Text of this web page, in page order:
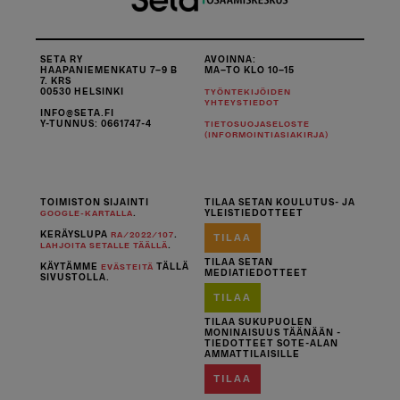
SETA RY
HAAPANIEMENKATU 7–9 B
7. KRS
00530 HELSINKI
INFO@SETA.FI
Y-TUNNUS: 0661747-4
AVOINNA:
MA–TO KLO 10–15
TYÖNTEKIJÖIDEN
YHTEYSTIEDOT
TIETOSUOJASELOSTE
(INFORMOINTIASIAKIRJA)
TOIMISTON SIJAINTI
GOOGLE-KARTALLA
KERÄYSLUPARA/2022/107
LAHJOITA SETALLE TÄÄLLÄ
KÄYTÄMMEEVÄSTEITÄ TÄLLÄ
SIVUSTOLLA.
TILAA SETAN KOULUTUS- JA
YLEISTIEDOTTEET
TILAA
TILAA SETAN
MEDIATIEDOTTEET
TILAA
TILAA SUKUPUOLEN
MONINAISUUS TÄÄNÄÄN -
TIEDOTTEET SOTE-ALAN
AMMATTILAISILLE
TILAA